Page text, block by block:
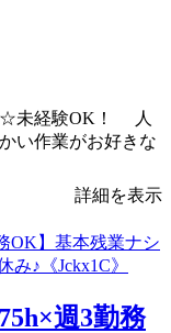
☆未経験OK！ 人
い作業がお好きな
詳細を表示
週3勤務